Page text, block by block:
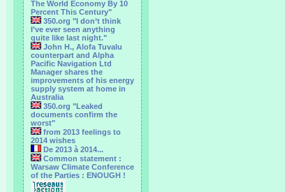
The World Economy By 10
Percent This Century"
350.org "I don’t think
I’ve ever seen anything
quite like last night."
John H., Alofa Tuvalu
counterpart and Alpha
Pacific Navigation Ltd
Manager shares the
improvements of his energy
supply system at home in
Australia
350.org "Leaked
documents confirm the
worst"
from 2013 feelings to
2014 wishes
De 2013 à 2014...
Common statement :
Warsaw Climate Conference
of the Parties : ENOUGH !